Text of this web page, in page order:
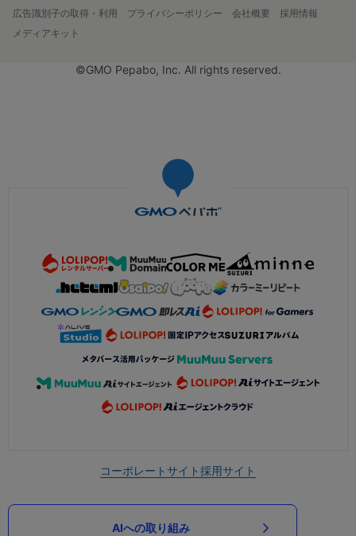
広告識別子の取得・利用
プライバシーポリシー 会社概要
採用情報
メディアキット
©GMO Pepabo, Inc. All rights reserved.
コーポレートサイト採用サイト
AIへの取り組み